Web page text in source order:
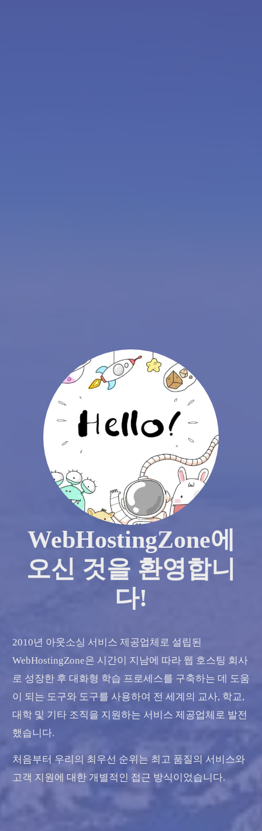
WebHostingZone에
오신 것을 환영합니
다!
2010년 아웃소싱 서비스 제공업체로 설립된
WebHostingZone은 시간이 지남에 따라 웹 호스팅 회사
로 성장한 후 대화형 학습 프로세스를 구축하는 데 도움
이 되는 도구와 도구를 사용하여 전 세계의 교사, 학교,
대학 및 기타 조직을 지원하는 서비스 제공업체로 발전
했습니다.
처음부터 우리의 최우선 순위는 최고 품질의 서비스와
고객 지원에 대한 개별적인 접근 방식이었습니다.